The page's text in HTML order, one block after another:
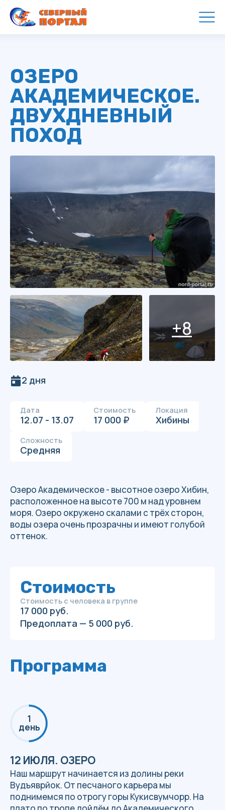
АКАДЕМИЧЕСКОЕ.
ДВУХДНЕВНЫЙ
ПОХОД
+8
2 дня
Дата
12.07 - 13.07
Стоимость
17 000 ₽
Локация
Хибины
Сложность
Средняя
расположенное на высоте 700 м над уровнем
моря. Озеро окружено скалами с трёх сторон,
оттенок.
Стоимость
Стоимость с человека в группе
Программа
Наш маршрут начинается из долины реки
Вудъяврйок. От песчаного карьера мы
поднимемся по отрогу горы Кукисвумчорр. На
плато по тропе дойдём до Академического
озера. Спустимся к озеру и разобьём там
лагерь. Отдыхаем, ужинаем, любуемся озером.
Палатки
Ужин
2
день